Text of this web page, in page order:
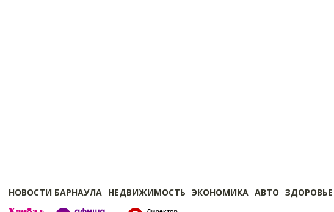
НОВОСТИ БАРНАУЛА НЕДВИЖИМОСТЬ ЭКОНОМИКА АВТО ЗДОРОВЬЕ